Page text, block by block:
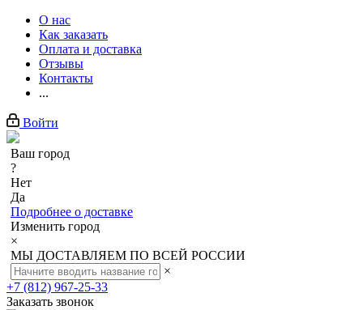
О нас
Как заказать
Оплата и доставка
Отзывы
Контакты
...
Войти
Ваш город
?
Нет
Да
Подробнее о доставке
Изменить город
×
МЫ ДОСТАВЛЯЕМ ПО ВСЕЙ РОССИИ
×
+7 (812) 967-25-33
Заказать звонок